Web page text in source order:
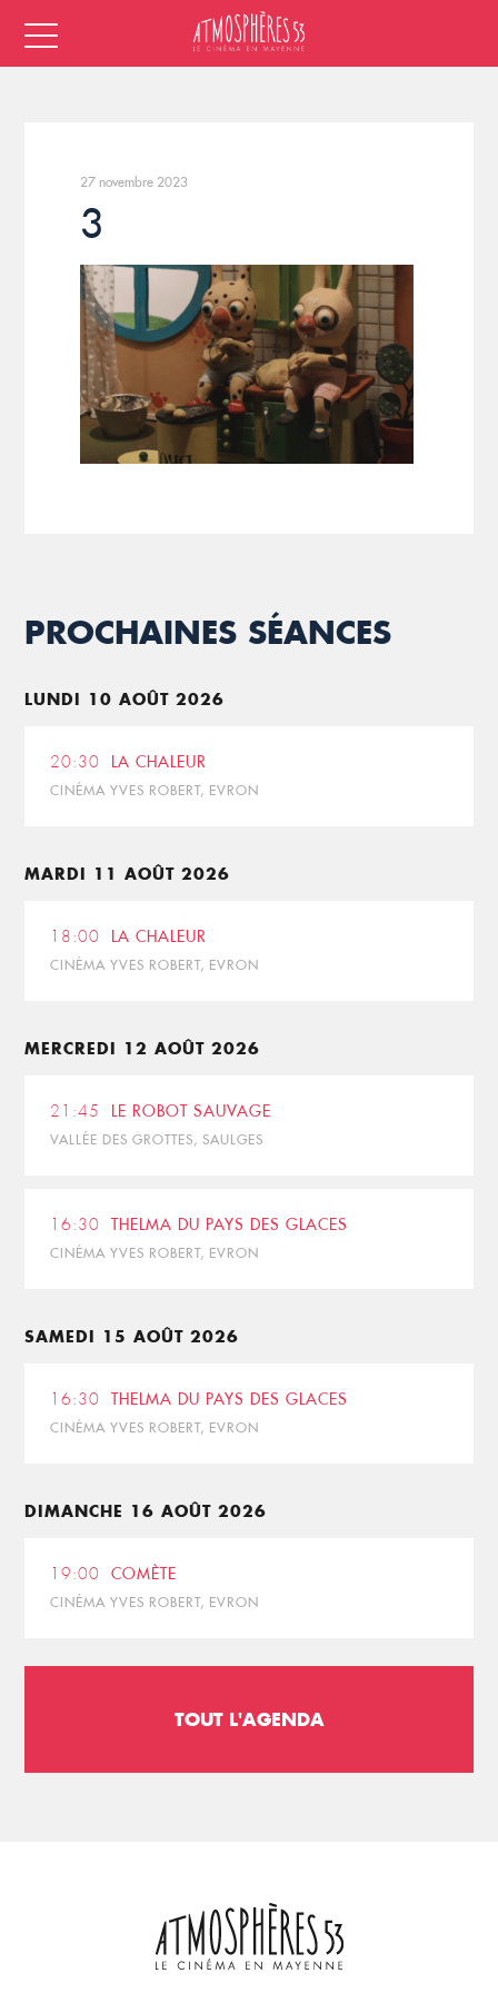
27 novembre 2023
3
PROCHAINES SÉANCES
LUNDI 10 AOÛT 2026
20:30 LA CHALEUR
CINÉMA YVES ROBERT, EVRON
MARDI 11 AOÛT 2026
18:00 LA CHALEUR
CINÉMA YVES ROBERT, EVRON
MERCREDI 12 AOÛT 2026
21:45 LE ROBOT SAUVAGE
VALLÉE DES GROTTES, SAULGES
16:30 THELMA DU PAYS DES GLACES
CINÉMA YVES ROBERT, EVRON
SAMEDI 15 AOÛT 2026
16:30 THELMA DU PAYS DES GLACES
CINÉMA YVES ROBERT, EVRON
DIMANCHE 16 AOÛT 2026
19:00 COMÈTE
CINÉMA YVES ROBERT, EVRON
TOUT L'AGENDA